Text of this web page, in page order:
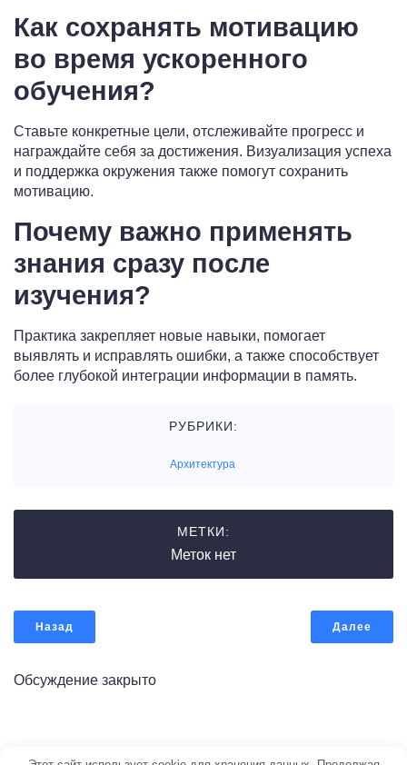
Как сохранять мотивацию
во время ускоренного
обучения?
Ставьте конкретные цели, отслеживайте прогресс и
награждайте себя за достижения. Визуализация успеха
и поддержка окружения также помогут сохранить
мотивацию.
Почему важно применять
знания сразу после
изучения?
Практика закрепляет новые навыки, помогает
выявлять и исправлять ошибки, а также способствует
более глубокой интеграции информации в память.
РУБРИКИ:
Архитектура
МЕТКИ:
Меток нет
Назад Далее
Обсуждение закрыто